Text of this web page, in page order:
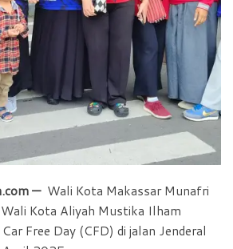
— Wali Kota Makassar Munafri
Kota Aliyah Mustika Ilham
Free Day (CFD) di jalan Jenderal